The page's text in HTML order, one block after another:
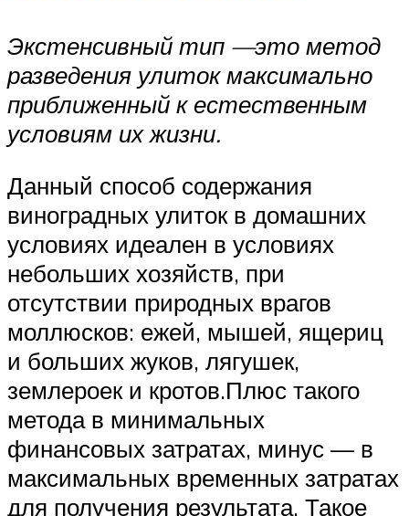
Экстенсивный тип —это метод
разведения улиток максимально
приближенный к естественным
условиям их жизни.
Данный способ содержания
виноградных улиток в домашних
условиях идеален в условиях
небольших хозяйств, при
отсутствии природных врагов
моллюсков: ежей, мышей, ящериц
и больших жуков, лягушек,
землероек и кротов.Плюс такого
метода в минимальных
финансовых затратах, минус — в
максимальных временных затратах
для получения результата. Такое